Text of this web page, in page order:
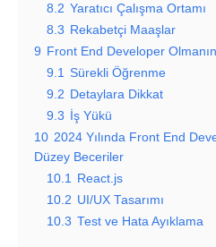
8.2 Yaratıcı Çalışma Ortamı
8.3 Rekabetçi Maaşlar
9 Front End Developer
9.1 Sürekli Öğrenme
9.2 Detaylara Dikkat
9.3
İş Yükü
10 2024 Yılında Front End
Düzey Beceriler
10.1 React.js
10.2 UI/UX Tasarımı
10.3 Test ve Hata Ayıklama